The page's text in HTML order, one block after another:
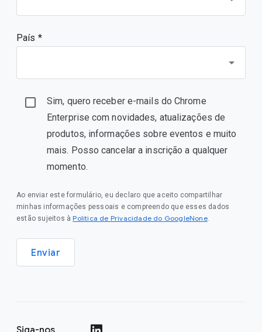
País *
Sim, quero receber e-mails do Chrome
Enterprise com novidades, atualizações de
produtos, informações sobre eventos e muito
mais. Posso cancelar a inscrição a qualquer
momento.
Ao enviar este formulário, eu declaro que aceito compartilhar
minhas informações pessoais e compreendo que esses dados
estão sujeitos à Política de Privacidade do GoogleNone.
Enviar